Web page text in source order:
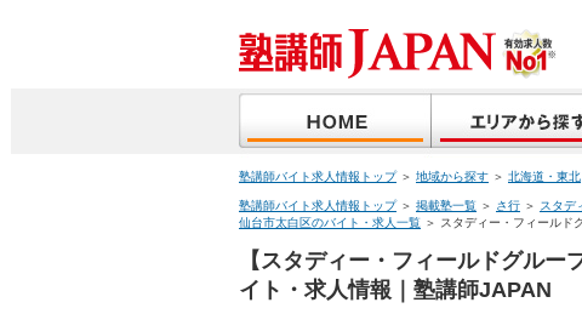
塾講師バイト求人情報トップ＞ 地域から探す ＞ 北海道・東北
塾講師バイト求人情報トップ＞ 掲載塾一覧 ＞ さ行 ＞ スタデ
仙台市太白区のバイト・求人一覧 ＞ スタディー・フィール
【スタディー・フィールドグル
イト・求人情報｜塾講師JAPAN